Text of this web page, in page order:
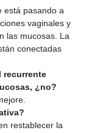
está pasando a
vaginales y
las mucosas. La
conectadas
recurrente
¿no?
restablecer la